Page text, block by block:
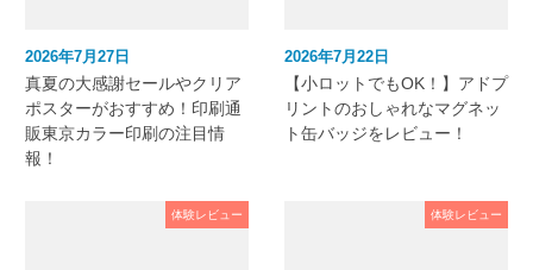
2026年7月27日
真夏の大感謝セールやクリア
ポスターがおすすめ！印刷通
販東京カラー印刷の注目情
報！
2026年7月22日
【小ロットでもOK！】アドプ
リントのおしゃれなマグネッ
ト缶バッジをレビュー！
体験レビュー 体験レビュー